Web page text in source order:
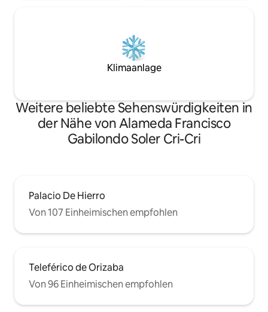
Klimaanlage
Weitere beliebte Sehenswürdigkeiten in
der Nähe von Alameda Francisco
Gabilondo Soler Cri-Cri
Palacio De Hierro
Von 107 Einheimischen empfohlen
Teleférico de Orizaba
Von 96 Einheimischen empfohlen